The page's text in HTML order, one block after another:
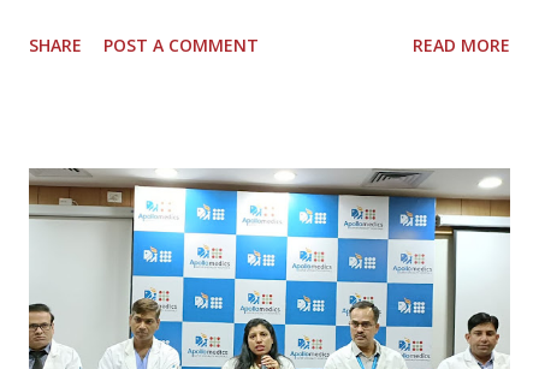
बुटीक में अवंती कलेक्शन, आइकन कलेक्शन और ट्रिब्यूट कलेक्शन सहित सिग्नेचर
शामिल है जो ग्राहकों को डी बीयर्स फॉरएवरमार्क डायमंड की विकास कथा बताने और
खोजने की सुविधा प्रदान करती है, और विकास की इस कहानी में डी बीयर्स
फॉरएवरमार्क डायमंड्स के ओरिजिन से लेकर पॉजिटिव इम्पैक्ट तक की जानकारी
शामिल है, जिसमें प्रकृति की रक्षा, संरक्षण और पुनर्बहाली शामिल है। डी बीयर्स
इंडिया के प्रबंध निदेशक सचिन जैन ने बताया कि “ल...
SHARE POST A COMMENT READ MORE